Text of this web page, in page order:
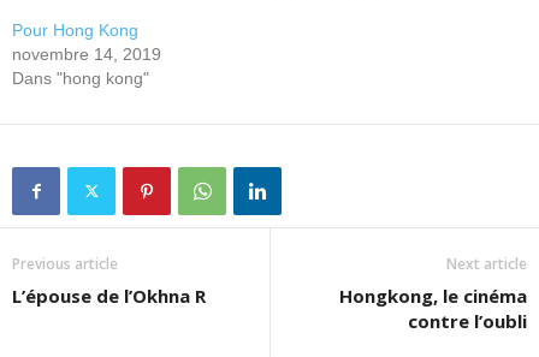
Pour Hong Kong
novembre 14, 2019
Dans "hong kong"
Previous article
L’épouse de l’Okhna R
Next article
Hongkong, le cinéma
contre l’oubli